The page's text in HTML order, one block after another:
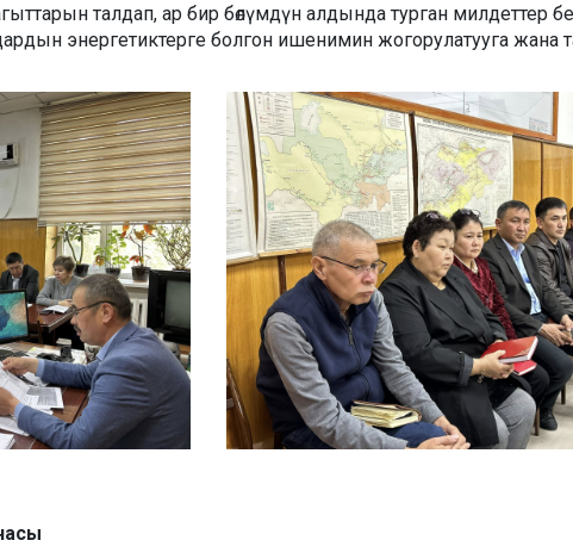
талдап, ар бир бөлүмдүн алдында турган милдеттер
энергетиктерге болгон ишенимин жогорулатууга жана